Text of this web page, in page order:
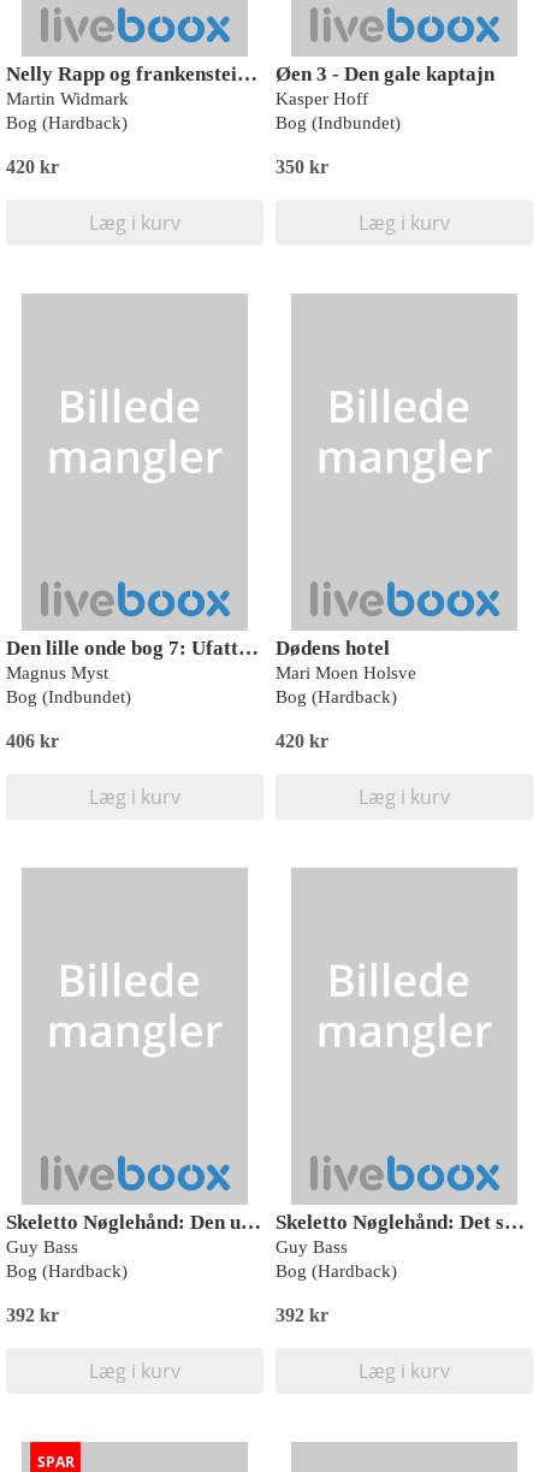
Nelly Rapp og frankensteineren
Martin Widmark
Bog (Hardback)
420 kr
Læg i kurv
Øen 3 - Den gale kaptajn
Kasper Hoff
Bog (Indbundet)
350 kr
Læg i kurv
Den lille onde bog 7: Ufattelig skrækkelig!
Magnus Myst
Bog (Indbundet)
406 kr
Læg i kurv
Dødens hotel
Mari Moen Holsve
Bog (Hardback)
420 kr
Læg i kurv
Skeletto Nøglehånd: Den ufantaserede ven
Guy Bass
Bog (Hardback)
392 kr
Læg i kurv
Skeletto Nøglehånd: Det spøger hos Luna Måne
Guy Bass
Bog (Hardback)
392 kr
Læg i kurv
SPAR